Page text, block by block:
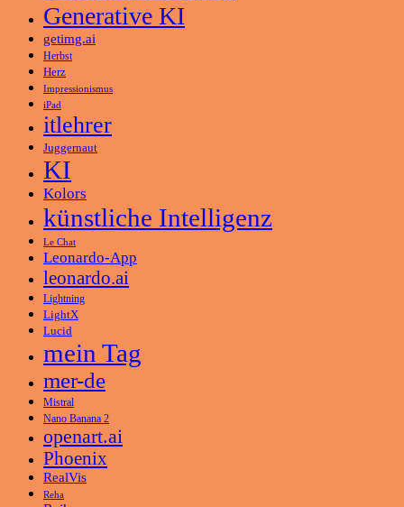
Generative KI
getimg.ai
Herbst
Herz
Impressionismus
iPad
itlehrer
Juggernaut
KI
Kolors
künstliche Intelligenz
Le Chat
Leonardo-App
leonardo.ai
Lightning
LightX
Lucid
mein Tag
mer-de
Mistral
Nano Banana 2
openart.ai
Phoenix
RealVis
Reha